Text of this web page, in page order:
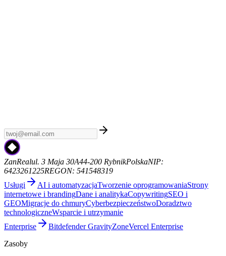
ZanRealul. 3 Maja 30A44-200 RybnikPolskaNIP:
6423261225REGON: 541548319
Usługi
AI i automatyzacjaTworzenie oprogramowaniaStrony
internetowe i brandingDane i analitykaCopywritingSEO i
GEOMigracje do chmuryCyberbezpieczeństwoDoradztwo
technologiczneWsparcie i utrzymanie
Enterprise
Bitdefender GravityZoneVercel Enterprise
Zasoby